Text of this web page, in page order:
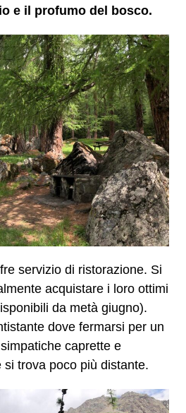
e il profumo del bosco.
servizio di ristorazione. Si
acquistare i loro ottimi
da metà giugno).
dove fermarsi per un
caprette e
trova poco più distante.